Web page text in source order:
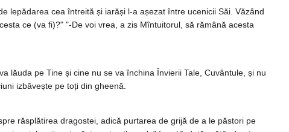
lepădarea cea întreită și iarăși l-a așezat între ucenicii Săi. Văzând
ce (va fi)?" "-De voi vrea, a zis Mîntuitorul, să rămână acesta
lăuda pe Tine și cine nu se va închina Învierii Tale, Cuvântule, și nu
izbăvește pe toți din gheenă.
răsplătirea dragostei, adică purtarea de grijă de a le păstori pe